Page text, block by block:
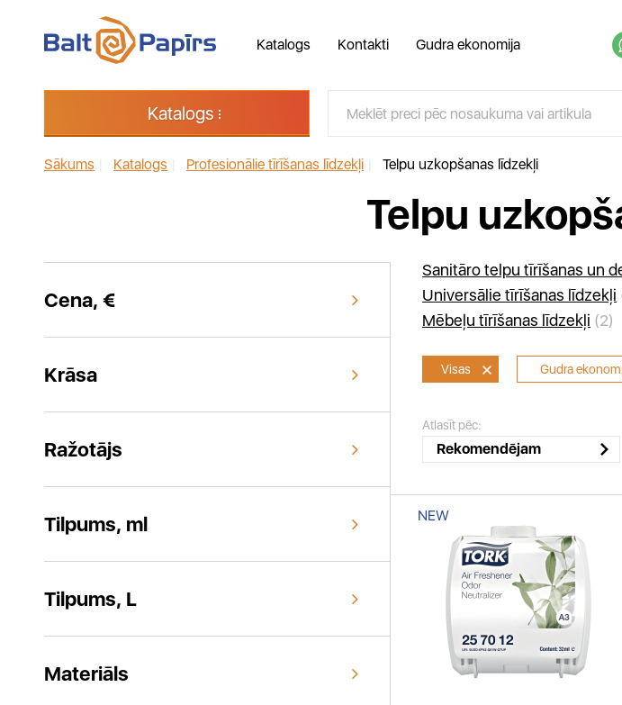
Katalogs Kontakti Gudra ekonomija
Katalogs
Sākums Katalogs Profesionālie tīrīšanas līdzekļi Telpu uzkopšanas līdzekļi
Telpu
Cena, €
Krāsa
Ražotājs
Tilpums, ml
Tilpums, L
Materiāls
Sanitāro telpu tīrīšanas un
Universālie tīrīšanas līdzekļi
Mēbeļu tīrīšanas līdzekļi (2)
Visas Gudra
Atlasīt pēc:
Rekomendējam
NEW